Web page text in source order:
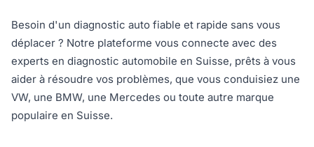
Besoin d'un diagnostic auto fiable et rapide sans vous
déplacer ? Notre plateforme vous connecte avec des
experts en diagnostic automobile en Suisse, prêts à vous
aider à résoudre vos problèmes, que vous conduisiez une
VW, une BMW, une Mercedes ou toute autre marque
populaire en Suisse.